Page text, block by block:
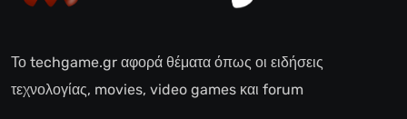
Το techgame.gr αφορά θέματα όπως οι ειδήσεις
τεχνολογίας, movies, video games και forum